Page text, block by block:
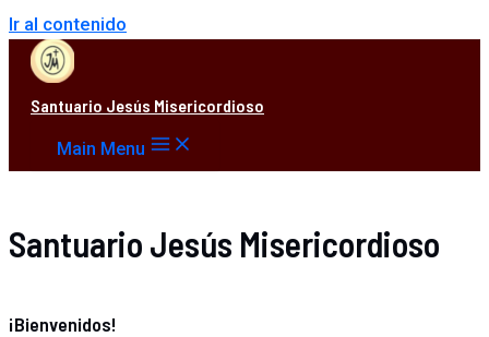
Ir al contenido
Santuario Jesús Misericordioso
Main Menu
Santuario Jesús Misericordioso
¡Bienvenidos!